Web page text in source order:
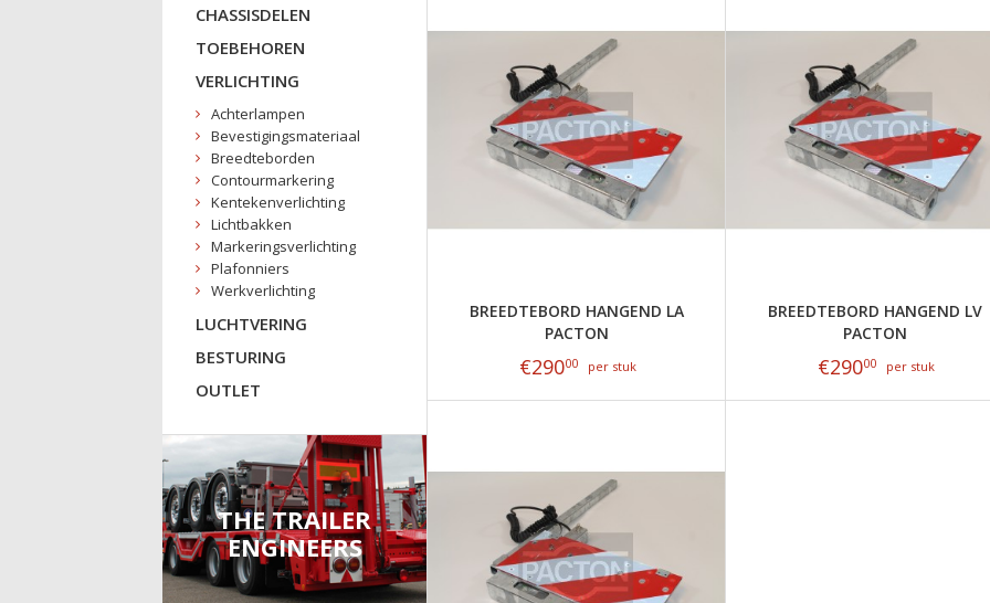
BREEDTEBORD HANGEND LA
PACTON
€29000 per stuk
BREEDTEBORD HANGEND LV
PACTON
€29000 per stuk
CHASSISDELEN
TOEBEHOREN
VERLICHTING
Achterlampen
Bevestigingsmateriaal
Breedteborden
Contourmarkering
Kentekenverlichting
Lichtbakken
Markeringsverlichting
Plafonniers
Werkverlichting
LUCHTVERING
BESTURING
OUTLET
THE TRAILER
ENGINEERS